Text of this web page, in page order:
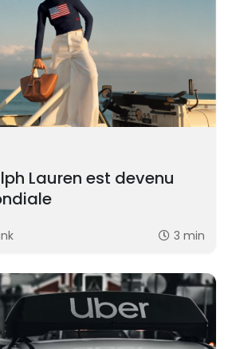
Lauren est devenu
3 min